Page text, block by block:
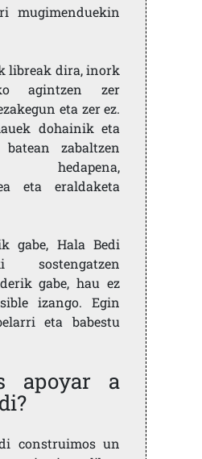
mugimenduekin
libreak dira, inork
agintzen zer
eta zer ez.
dohainik eta
zabaltzen
eta eraldaketa
gabe, Hala Bedi
sostengatzen
gabe, hau ez
izango. Egin
eta babestu
apoyar a
construimos un